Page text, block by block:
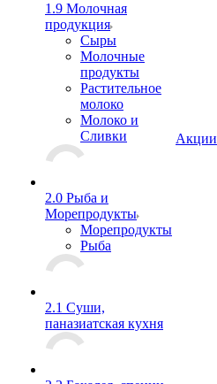
1.9 Молочная
продукция
Сыры
Молочные
продукты
Растительное
молоко
Молоко и
Сливки
2.0 Рыба и
Морепродукты
Морепродукты
Рыба
2.1 Суши,
паназиатская кухня
Акции